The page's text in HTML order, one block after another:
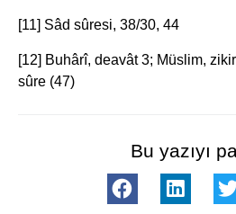
[11] Sâd sûresi, 38/30, 44
[12] Buhârî, deavât 3; Müslim,
sûre (47)
Bu yazıyı